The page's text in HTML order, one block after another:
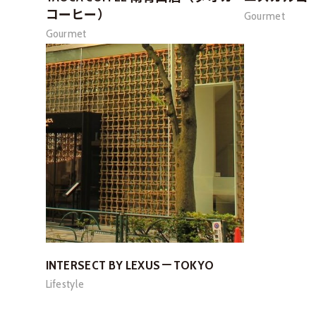
コーヒー）
Gourmet
Gourmet
INTERSECT BY LEXUS－TOKYO
Lifestyle